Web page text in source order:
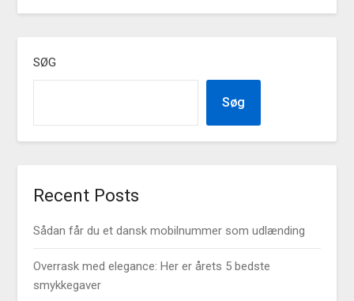
SØG
Søg
Recent Posts
Sådan får du et dansk mobilnummer som udlænding
Overrask med elegance: Her er årets 5 bedste
smykkegaver